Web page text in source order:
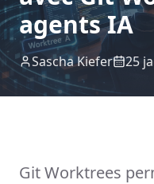
agents IA
Sascha Kiefer 25
Git Worktrees